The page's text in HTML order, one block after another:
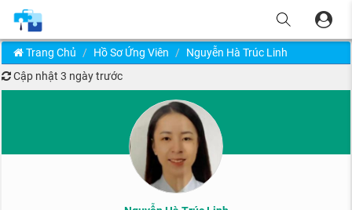
Trang Chủ Hồ Sơ Ứng Viên
Nguyễn Hà Trúc Linh
Cập nhật 3 ngày trước